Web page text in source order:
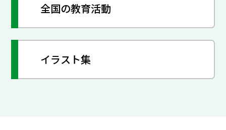
全国の教育活動
イラスト集